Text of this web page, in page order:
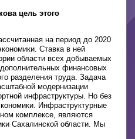
цель этого
на период до 2020
Ставка в ней
области всех добываемых
финансовых
разделения труда. Задача
модернизации
инфраструктуры. Но без
Инфраструктурные
комплексе, являются
Сахалинской области. Мы